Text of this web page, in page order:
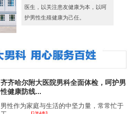
医生，以关注患友健康为本，以呵
护男性生殖健康为己任。
齐齐哈尔附大医院男科全面体检，呵护男
性健康防线...
男性作为家庭与生活的中坚力量，常常忙于